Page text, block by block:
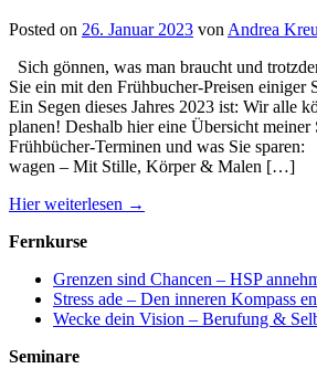
Posted on 26. Januar 2023 von Andrea
Sich gönnen, was man braucht und
Sie ein mit den Frühbucher-Preisen einiger
Ein Segen dieses Jahres 2023 ist: Wir alle
planen! Deshalb hier eine Übersicht meiner
Frühbücher-Terminen und was Sie
wagen – Mit Stille, Körper & Malen […]
Hier weiterlesen →
Fernkurse
Grenzen sind Chancen – HSP
Stress ade – Den inneren Kompass
Wecke dein Vision – Berufung &
Seminare